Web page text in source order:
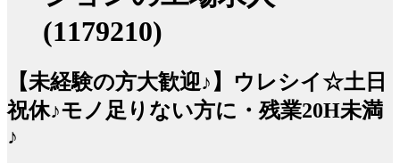
(1179210)
【未経験の方大歓迎♪】ウレシイ☆土日
祝休♪モノ足りない方に・残業20H未満
♪